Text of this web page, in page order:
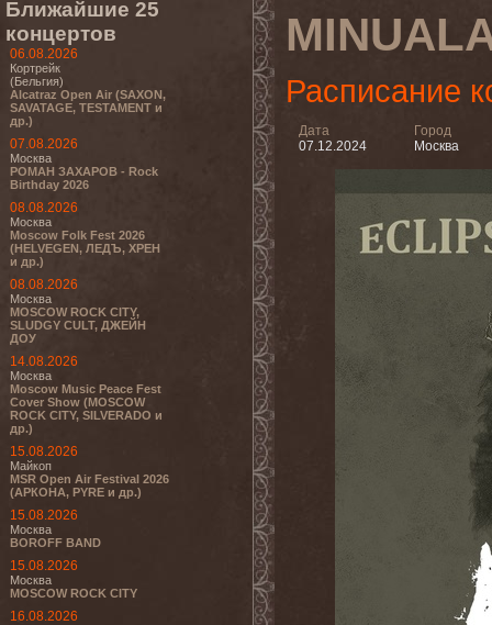
Ближайшие 25
концертов
06.08.2026
Кортрейк
(Бельгия)
Alcatraz Open Air (SAXON,
SAVATAGE, TESTAMENT и
др.)
07.08.2026
Москва
РОМАН ЗАХАРОВ - Rock
Birthday 2026
08.08.2026
Москва
Moscow Folk Fest 2026
(HELVEGEN, ЛЕДЪ, ХРЕН
и др.)
08.08.2026
Москва
MOSCOW ROCK CITY,
SLUDGY CULT, ДЖЕЙН
ДОУ
14.08.2026
Москва
Moscow Music Peace Fest
Cover Show (MOSCOW
ROCK CITY, SILVERADO и
др.)
15.08.2026
Майкоп
MSR Open Air Festival 2026
(АРКОНА, PYRE и др.)
15.08.2026
Москва
BOROFF BAND
15.08.2026
Москва
MOSCOW ROCK CITY
16.08.2026
Расписание
Дата
07.12.2024
Город
Москва